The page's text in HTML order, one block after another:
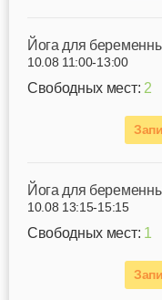
Йога для
10.08 11:00-13:00
Свободных мест: 2
Йога для
10.08 13:15-15:15
Свободных мест: 1